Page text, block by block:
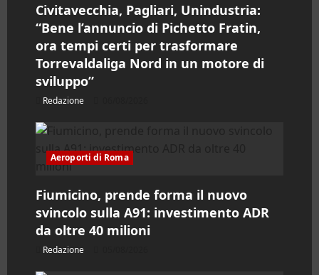
t
i
c
o
l
o
Civitavecchia, Pagliari, Unindustria:
“Bene l’annuncio di Pichetto Fratin,
ora tempi certi per trasformare
Torrevaldaliga Nord in un motore di
sviluppo”
Redazione
Aeroporti di Roma
Fiumicino, prende forma il nuovo
svincolo sulla A91: investimento ADR
da oltre 40 milioni
Redazione